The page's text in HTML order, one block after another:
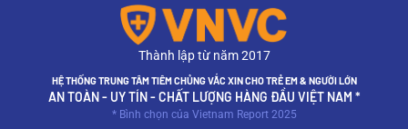
Thành lập từ năm 2017
HỆ THỐNG TRUNG TÂM TIÊM CHỦNG VẮC XIN CHO TRẺ EM & NGƯỜI LỚN
AN TOÀN - UY TÍN - CHẤT LƯỢNG HÀNG ĐẦU VIỆT NAM *
* Bình chọn của Vietnam Report 2025